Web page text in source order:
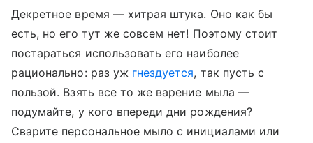
Декретное время — хитрая штука. Оно как бы
есть, но его тут же совсем нет! Поэтому стоит
постараться использовать его наиболее
рационально: раз уж гнездуется, так пусть с
пользой. Взять все то же варение мыла —
подумайте, у кого впереди дни рождения?
Сварите персональное мыло с инициалами или